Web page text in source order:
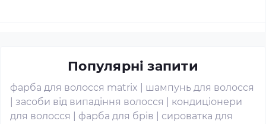
Популярні запити
фарба для волосся matrix
шампунь для волосся
засоби від випадіння волосся
кондиціонери
для волосся
фарба для брів
сироватка для